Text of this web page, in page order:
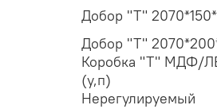
Добор "Т"
Добор "Т"
Коробка "Т" МДФ/
(у,п)
Нерегулируемый